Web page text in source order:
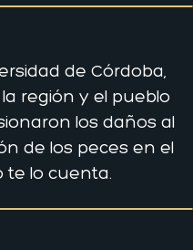
de Córdoba,
región y el pueblo
los daños al
de los peces en el
te lo cuenta.